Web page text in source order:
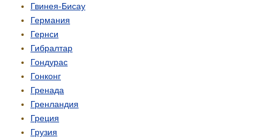
Гвинея-Бисау
Германия
Гернси
Гибралтар
Гондурас
Гонконг
Гренада
Гренландия
Греция
Грузия